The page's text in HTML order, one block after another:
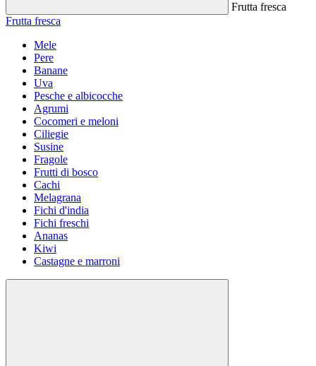
Frutta fresca
Frutta fresca
Mele
Pere
Banane
Uva
Pesche e albicocche
Agrumi
Cocomeri e meloni
Ciliegie
Susine
Fragole
Frutti di bosco
Cachi
Melagrana
Fichi d'india
Fichi freschi
Ananas
Kiwi
Castagne e marroni